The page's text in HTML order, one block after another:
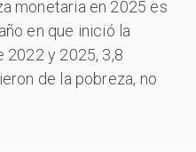
monetaria en 2025 es
en que inició la
2022 y 2025, 3,8
de la pobreza, no